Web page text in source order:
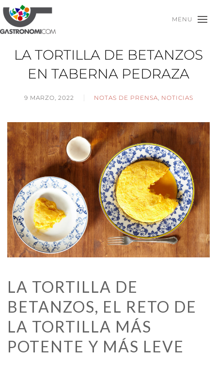
MENU
LA TORTILLA DE BETANZOS
EN TABERNA PEDRAZA
9 MARZO, 2022 NOTAS DE PRENSA, NOTICIAS
LA TORTILLA DE
BETANZOS, EL RETO DE
LA TORTILLA MÁS
POTENTE Y MÁS LEVE